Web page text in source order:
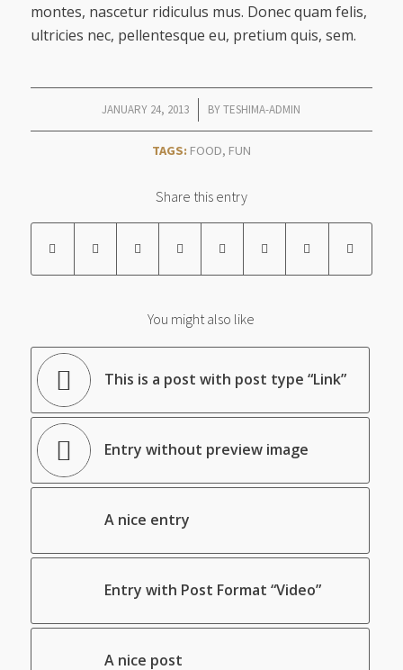
montes, nascetur ridiculus mus. Donec quam felis,
ultricies nec, pellentesque eu, pretium quis, sem.
JANUARY 24, 2013
/ BYTESHIMA-ADMIN
TAGS: FOOD, FUN
Share this entry
You might also like
This is a post with post type “Link”
Entry without preview image
A nice entry
Entry with Post Format “Video”
A nice post